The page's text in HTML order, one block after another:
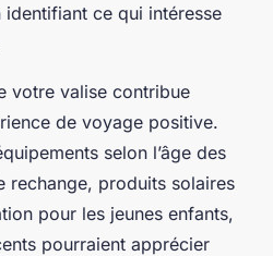
identifiant ce qui intéresse
votre valise contribue
de voyage positive.
selon l’âge des
rechange, produits solaires
pour les jeunes enfants,
pourraient apprécier